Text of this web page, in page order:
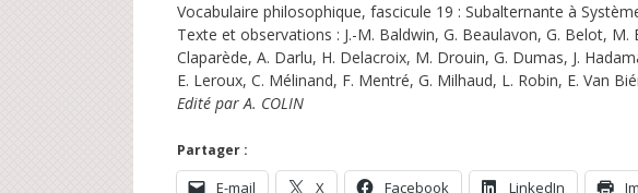
Vocabulaire philosophique, fascicule 19 : Subalternante à
Texte et observations : J.-M. Baldwin, G. Beaulavon, G. Belot, M.
Claparède, A. Darlu, H. Delacroix, M. Drouin, G. Dumas, J.
E. Leroux, C. Mélinand, F. Mentré, G. Milhaud, L. Robin, E. Van
Edité par A. COLIN
Partager :
E-mail X Facebook LinkedIn